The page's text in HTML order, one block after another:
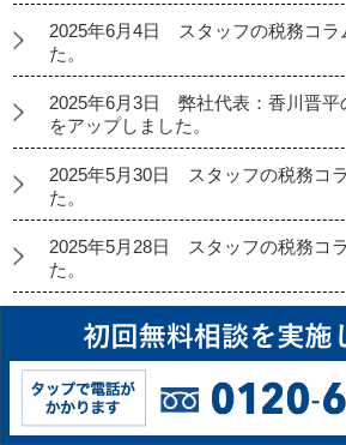
2025年6月4日 スタッフの税務コラ
た。
2025年6月3日 弊社代表：香川晋平
をアップしました。
2025年5月30日 スタッフの税務コ
た。
2025年5月28日 スタッフの税務コ
た。
2025年5月27日 起業コラム第222弾
2025年5月26日 経理代行コラムを
2025年5月23日 スタッフの税務コ
た。